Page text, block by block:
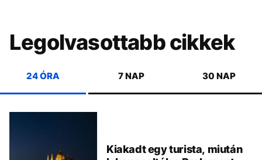
Legolvasottabb cikkek
24 ÓRA 7 NAP 30 NAP
Kiakadt egy turista, miután